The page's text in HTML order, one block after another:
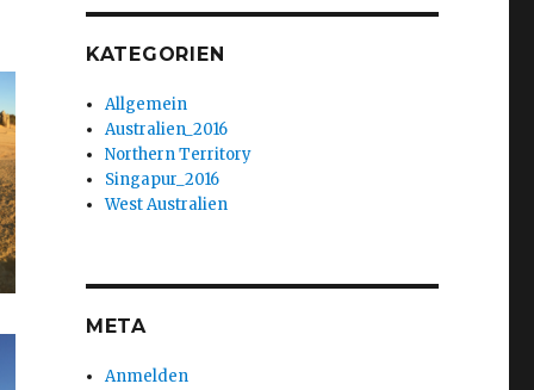
KATEGORIEN
Allgemein
Australien_2016
Northern Territory
Singapur_2016
West Australien
META
Anmelden